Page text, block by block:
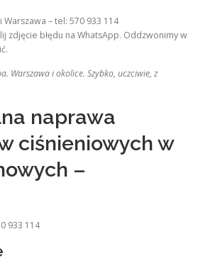
– tel: 570 933 114
zdjęcie błędu na WhatsApp. Oddzwonimy w
Warszawa i okolice. Szybko, uczciwie, z
naprawa
ciśnieniowych w
–
933 114